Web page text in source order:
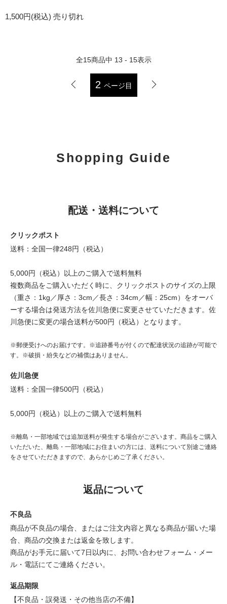
1,500円(税込) 売り切れ
全15商品中 13 - 15表示
2 ページ目
Shopping Guide
配送・送料について
クリックポスト
送料：全国一律248円（税込）
5,000円（税込）以上のご購入で送料無料
複数商品をご購入いただく時に、クリックポストのサイズの上限
（重さ：1kg／厚さ：3cm／長さ：34cm／幅：25cm）をオーバ
ーする場合は発送方法を佐川急便に変更させていただきます。佐
川急便に変更の場合送料が500円（税込）となります。
※郵便受けへのお届けです。※追跡番号が付くので配達状況の追跡が可能で
す。※破損・紛失などの補償はありません。
佐川急便
送料：全国一律500円（税込）
5,000円（税込）以上のご購入で送料無料
※離島・一部地域では追加送料が発生する場合がございます。商品をご購入
いただいた、離島・一部地域にお住まいの方には、送料について別途ご連絡
をさせていただきますので、あらかじめご了承ください。
返品について
不良品
商品が不良品の場合、またはご注文内容と異なる商品が届いた場
合、商品の交換または返金を致します。
商品がお手元に届いて7日以内に、お問い合わせフォーム・メー
ル・電話にてご連絡ください。
返品期限
【不良品・誤発送・その他当店の不備】